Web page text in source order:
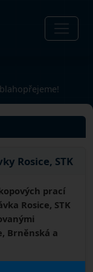
blahopřejeme!
Rosice, STK
prací
Rosice, STK
Brněnská a